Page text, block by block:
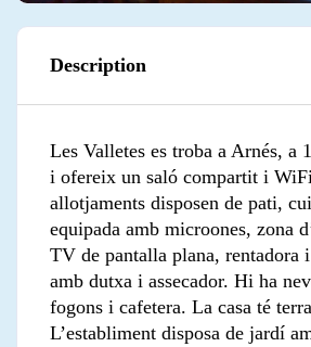
Description
Les Valletes es troba a Arnés, a
i ofereix un saló compartit i
allotjaments disposen de pati,
equipada amb microones, zona
TV de pantalla plana, rentadora
amb dutxa i assecador. Hi ha
fogons i cafetera. La casa té
L’establiment disposa de jardí